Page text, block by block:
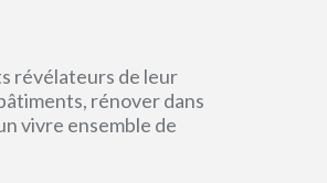
révélateurs de leur
rénover dans
vivre ensemble de